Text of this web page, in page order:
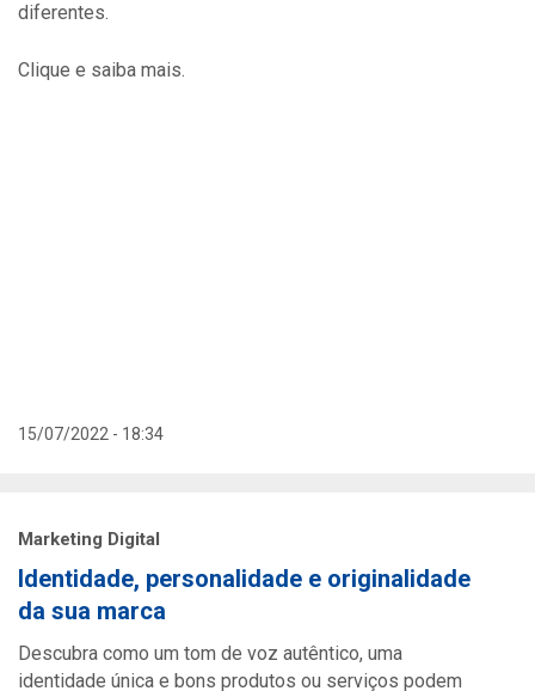
15/07/2022 - 18:34
diferentes.
Clique e saiba mais.
Marketing Digital
Identidade, personalidade e originalidade
da sua marca
Descubra como um tom de voz autêntico, uma
identidade única e bons produtos ou serviços podem